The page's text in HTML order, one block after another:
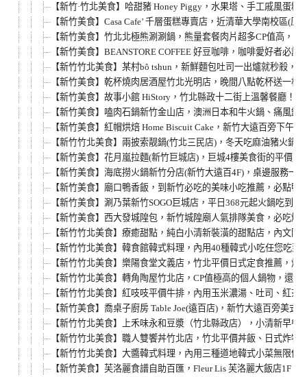
【新竹·竹北美食】哈甜豬 Honey Piggy，水果塔、手工戚風蛋
【新竹美食】Casa Cafe’ 千層蛋糕專賣店，近清華大學南校區(
【新竹美食】竹北北極熊涮涮鍋，熊量套餐肉片超多CP值高，
【新竹美食】BEANSTORE COFFEE 好豆咖啡，咖啡愛好者必
【新竹竹北美食】某村bô tshun，新鮮麵包吐司一出爐就秒殺，
【新竹美食】乾杯燒肉居酒屋竹北光明店，晚間八點乾杯送一
【新竹美食】故事小館 HiStory，竹北縣政十二街上溫馨餐廳！
【新竹美食】嗑肉石鍋新竹金山店，澳洲日本和牛火鍋、痛風
【新竹美食】紅帽烘焙 Home Biscuit Cake，新竹大遠百旁下午
【新竹竹北美食】兩披索靓鍋(竹北三民店)，冬天吃麻油豬火
【新竹美食】花月嵐拉麵(新竹巨城店)，巨城4樓美食街的平價日
【新竹美食】海底撈火鍋新竹分店(新竹大遠百4F)，桌邊服務一
【新竹美食】廟口鴨香飯，到新竹必吃的美味小吃推薦，必點鴨
【新竹美食】涮乃葉新竹SOGO巨城店，平日368元起火鍋吃到
【新竹美食】西大發城隍包，新竹城隍廟人氣排隊美食，必吃爆
【新竹竹北美食】療癒甜點，純白小清新裝潢的甜點店，內文
【新竹竹北美食】韓食館韓式料理，內用40種韓式小吃任您吃
【新竹竹北美食】樂陽食堂文義店，竹北平價日式定食推薦，
【新竹竹北美食】轉角陶屋竹北店，CP值極高的個人鍋物，還
【新竹竹北美食】紅吱吱平價牛排，內用玉米濃湯、吐司、紅
【新竹美食】喬桌子廚房 Table Joe(遠百店)，新竹大遠百旁美
【新竹竹北美食】上禾味永和豆漿（竹北縣政店），小清新早
【新竹竹北美食】職人雙饗丼竹北店，竹北平價丼飯、日式炸
【新竹竹北美食】大醬韓式料理，內用三種道地韓式小菜無限
【新竹美食】芙洛麗食譜自助百匯，Fleur Lis 芙洛麗大飯店1F